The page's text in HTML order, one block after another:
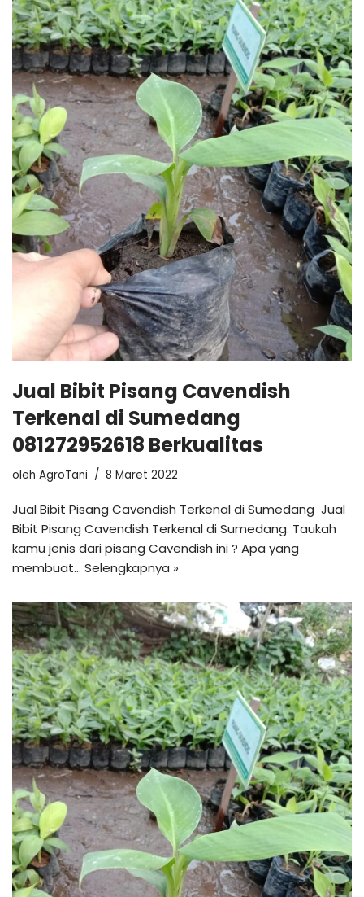
Jual Bibit Pisang Cavendish
Terkenal di Sumedang
081272952618 Berkualitas
oleh AgroTani 8 Maret 2022
Jual Bibit Pisang Cavendish Terkenal di Sumedang Jual
Bibit Pisang Cavendish Terkenal di Sumedang. Taukah
kamu jenis dari pisang Cavendish ini ? Apa yang
membuat… Selengkapnya »